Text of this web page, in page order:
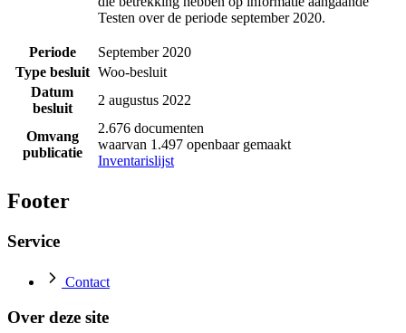
Testen over de periode september 2020.
Periode
September 2020
Type besluit Woo-besluit
Datum
besluit
2 augustus 2022
Omvang
publicatie
2.676 documenten
waarvan 1.497 openbaar gemaakt
Inventarislijst
Footer
Service
Contact
Over deze site